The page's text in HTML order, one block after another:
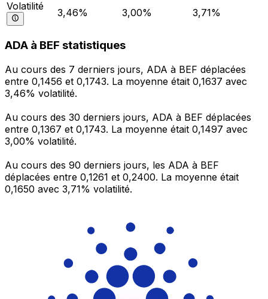
Volatilité
3,46% 3,00% 3,71%
ADA à BEF statistiques
Au cours des 7 derniers jours, ADA à BEF déplacées
entre 0,1456 et 0,1743. La moyenne était 0,1637 avec
3,46% volatilité.
Au cours des 30 derniers jours, ADA à BEF déplacées
entre 0,1367 et 0,1743. La moyenne était 0,1497 avec
3,00% volatilité.
Au cours des 90 derniers jours, les ADA à BEF
déplacées entre 0,1261 et 0,2400. La moyenne était
0,1650 avec 3,71% volatilité.
Gérez votre argent et vos devises lorsque vous
êtes en déplacement
L'application Xe réunit toutes les fonctionnalités
nécessaires pour vos transferts d'argent internationaux
et la gestion de vos devises. Convertissez des devises,